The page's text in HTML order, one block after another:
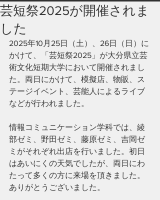
芸短祭2025が開催されま
した
2025年10月25日（土）、26日（日）に
かけて、「芸短祭2025」が大分県立芸
術文化短期大学において開催されまし
た。両日にかけて、模擬店、物販、ス
テージイベント、芸能人によるライブ
などが行われました。
情報コミュニケーション学科では、綾
部ゼミ、野田ゼミ、藤原ゼミ、吉岡ゼ
ミがそれぞれ出店を行いました。初日
はあいにくの天気でしたが、両日にわ
たって多くの方に来場を頂きました。
ありがとうございました。